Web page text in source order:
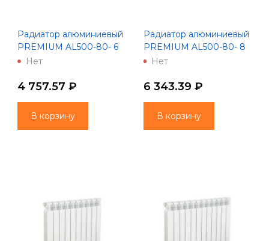
Радиатор алюминиевый
PREMIUM AL500-80- 6
(Lammin)
Нет
4 757.57 ₽
В корзину
Радиатор алюминиевый
PREMIUM AL500-80- 8
(Lammin)
Нет
6 343.39 ₽
В корзину